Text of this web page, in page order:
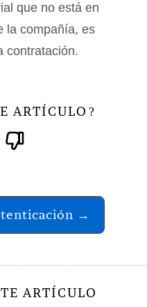
que no está en
la compañía, es
contratación.
ARTÍCULO ?
→
ARTÍCULO